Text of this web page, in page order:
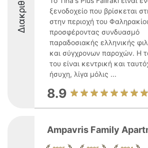
ξενοδοχείο που βρίσκεται
στην περιοχή του
προσφέροντας συνδυασμό
παραδοσιακής ελληνικής
και σύγχρονων παροχών. Η
του είναι κεντρική και
ήσυχη, λίγα μόλις ...
8.9
Ampavris Family